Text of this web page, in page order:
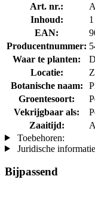
Art. nr.:
Inhoud:
EAN:
Producentnummer:
Waar te planten:
Locatie:
Botanische naam:
Groentesoort:
Vekrijgbaar als:
Zaaitijd:
Toebehoren:
Juridische informatie
Bijpassend